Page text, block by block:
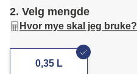
2. Velg mengde
Hvor mye skal jeg bruke?
0,35 L